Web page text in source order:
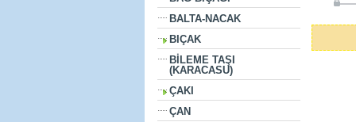
BALTA-NACAK
BIÇAK
BİLEME TAŞI
(KARACASU)
ÇAKI
ÇAN